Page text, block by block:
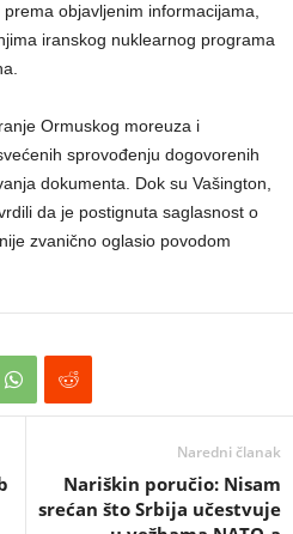
objavljenim informacijama,
iranskog nuklearnog programa
Ormuskog moreuza i
sprovođenju dogovorenih
dokumenta. Dok su Vašington,
da je postignuta saglasnost o
zvanično oglasio povodom
Naredni članak
Nariškin poručio: Nisam
srećan što Srbija učestvuje